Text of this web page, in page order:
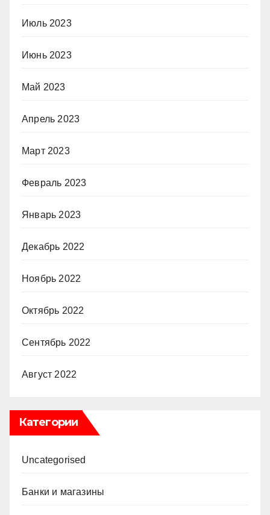
Июль 2023
Июнь 2023
Май 2023
Апрель 2023
Март 2023
Февраль 2023
Январь 2023
Декабрь 2022
Ноябрь 2022
Октябрь 2022
Сентябрь 2022
Август 2022
Категории
Uncategorised
Банки и магазины